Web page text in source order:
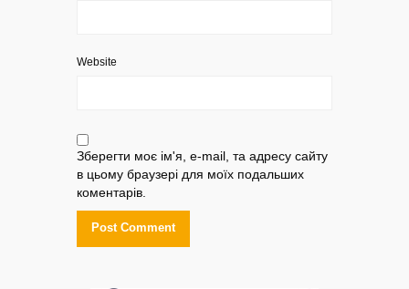
Website
Зберегти моє ім'я, e-mail, та адресу сайту
в цьому браузері для моїх подальших
коментарів.